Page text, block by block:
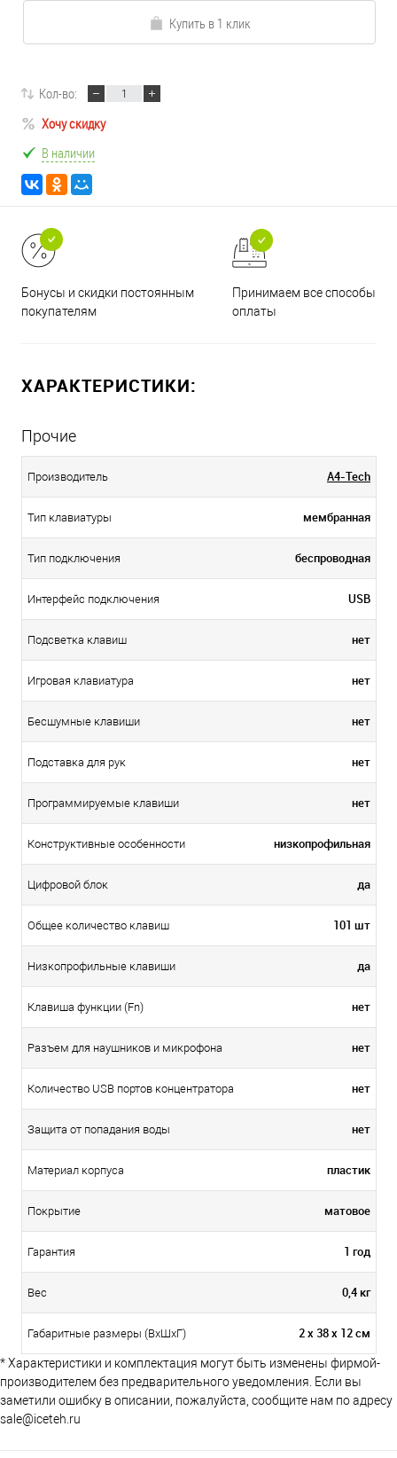
Купить в 1 клик
Кол-во:
Хочу скидку
В наличии
Бонусы и скидки постоянным
покупателям
Принимаем все способы
оплаты
ХАРАКТЕРИСТИКИ:
Прочие
Производитель A4-Tech
Тип клавиатуры мембранная
Тип подключения беспроводная
Интерфейс подключения USB
Подсветка клавиш нет
Игровая клавиатура нет
Бесшумные клавиши нет
Подставка для рук нет
Программируемые клавиши нет
Конструктивные особенности низкопрофильная
Цифровой блок да
Общее количество клавиш 101 шт
Низкопрофильные клавиши да
Клавиша функции (Fn) нет
Разъем для наушников и микрофона нет
Количество USB портов концентратора нет
Защита от попадания воды нет
Материал корпуса пластик
Покрытие матовое
Гарантия 1 год
Вес 0,4 кг
Габаритные размеры (ВхШхГ) 2 х 38 х 12 см
* Характеристики и комплектация могут быть изменены фирмой-
производителем без предварительного уведомления. Если вы
заметили ошибку в описании, пожалуйста, сообщите нам по адресу
sale@iceteh.ru